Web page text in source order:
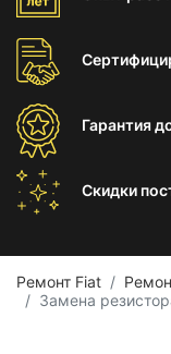
Гарантия
Скидки
Ремонт Fiat
Замена